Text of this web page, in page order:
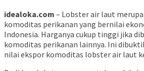
idealoka.com – Lobster air laut
komoditas perikanan yang bernilai
Indonesia. Harganya cukup tinggi jika
komoditas perikanan lainnya. Ini
nilai ekspor komoditas lobster air laut